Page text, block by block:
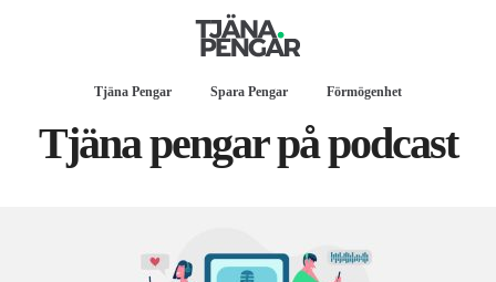
Tjäna Pengar Spara Pengar Förmögenhet
Tjäna pengar på podcast